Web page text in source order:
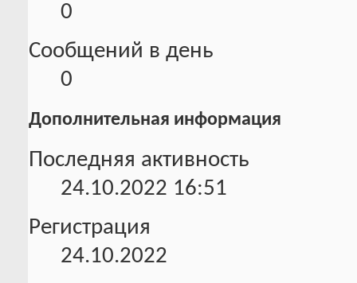
0
Сообщений в день
0
Дополнительная информация
Последняя активность
24.10.2022 16:51
Регистрация
24.10.2022